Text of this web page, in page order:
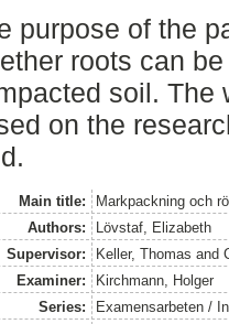
purpose of the
roots can
soil. The
on the
Main title:
Markpackning och
Authors:
Lövstaf, Elizabeth
Supervisor:
Keller, Thomas and
Examiner:
Kirchmann, Holger
Series:
Examensarbeten /